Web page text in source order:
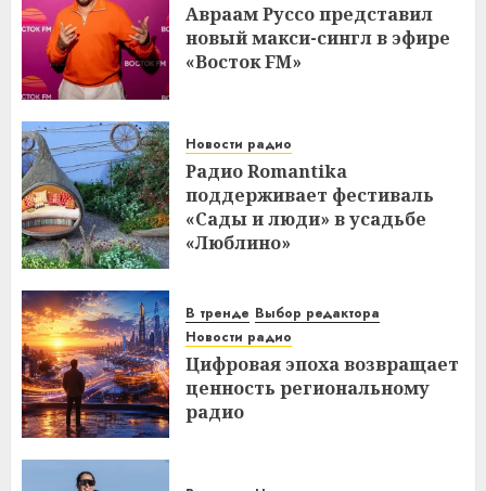
Авраам Руссо представил
новый макси-сингл в эфире
«Восток FM»
Новости радио
Радио Romantika
поддерживает фестиваль
«Сады и люди» в усадьбе
«Люблино»
В тренде Выбор редактора
Новости радио
Цифровая эпоха возвращает
ценность региональному
радио